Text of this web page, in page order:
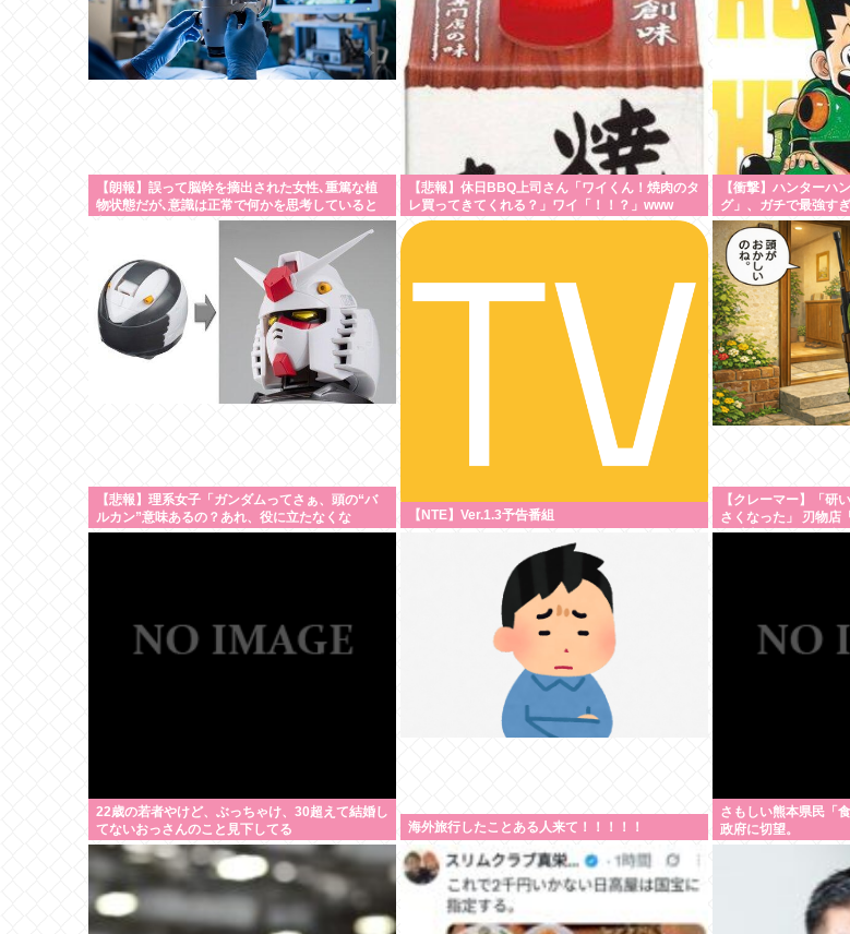
【朗報】誤って脳幹を摘出された女性､重篤な植
物状態だが､意識は正常で何かを思考していると
【悲報】休日BBQ上司さん「ワイくん！焼肉のタ
レ買ってきてくれる？」ワイ「！！？」www
【衝撃】ハンターハ
グ」、ガチで最強す
【悲報】理系女子「ガンダムってさぁ、頭の“バ
ルカン”意味あるの？あれ、役に立たなくな
い？」
【NTE】Ver.1.3予告番組
【クレーマー】「研
さくなった」 刃物店
る以上、物理的に鉄
22歳の若者やけど、ぶっちゃけ、30超えて結婚し
てないおっさんのこと見下してる
海外旅行したことある人来て！！！！！
さもしい熊本県民「
政府に切望。